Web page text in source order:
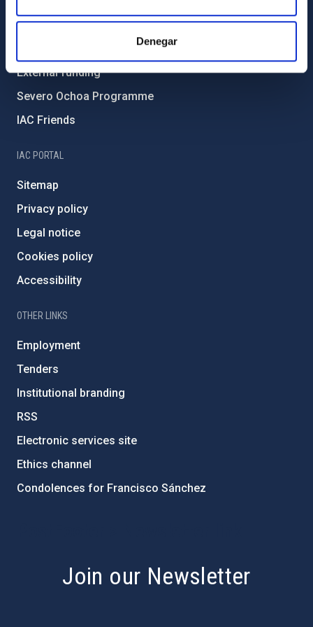
Denegar
Forever IAC
External funding
Severo Ochoa Programme
IAC Friends
IAC PORTAL
Sitemap
Privacy policy
Legal notice
Cookies policy
Accessibility
OTHER LINKS
Employment
Tenders
Institutional branding
RSS
Electronic services site
Ethics channel
Condolences for Francisco Sánchez
Join our Newsletter